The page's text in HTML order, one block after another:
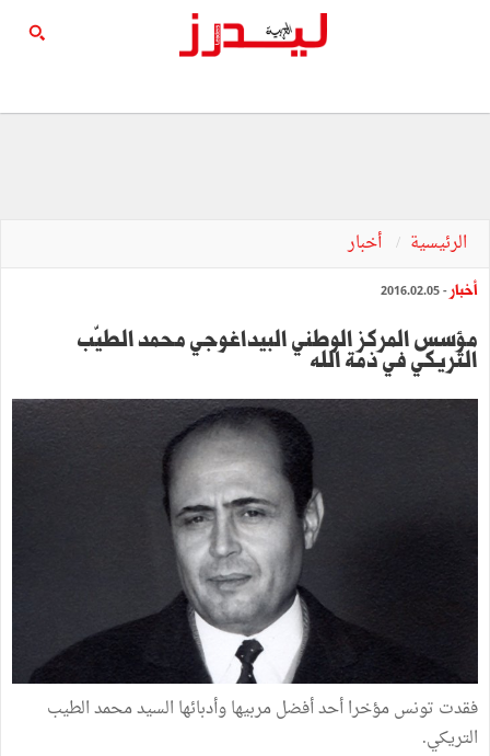
الرئيسية أخبار
أخبار - 2016.02.05
مؤسس المركز الوطني البيداغوجي محمد الطيّب
التريكي في ذمة الله
فقدت تونس مؤخرا أحد أفضل مربيها وأدبائها السيد محمد الطيب
التريكي.